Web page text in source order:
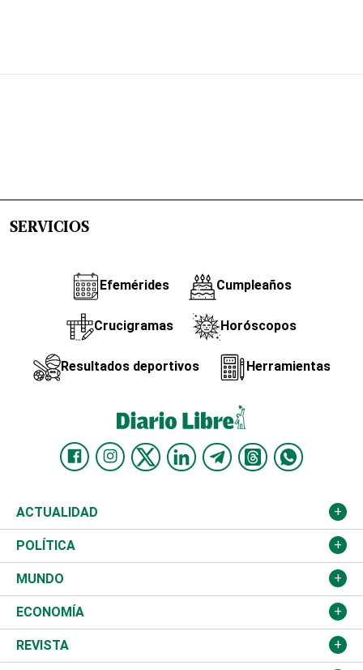
SERVICIOS
Efemérides Cumpleaños
Crucigramas Horóscopos
Resultados deportivos Herramientas
ACTUALIDAD
Nacional
Ciudad
Educación
Salud
POLÍTICA
Partidos
JCE
TSE
MUNDO
Estados Unidos
América Latina
ECONOMÍA
Finanzas
REVISTA